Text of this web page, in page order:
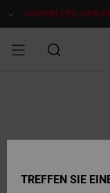
Produktinformation
DOPPELTER
TREFFEN SIE